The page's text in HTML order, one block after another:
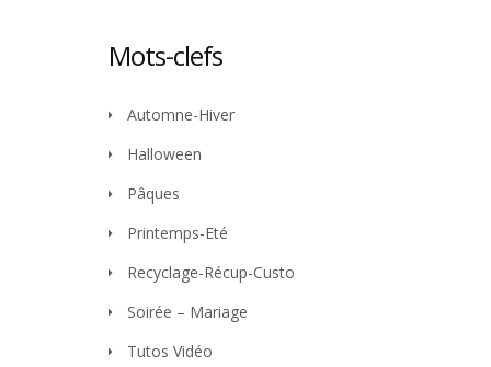
Mots-clefs
Automne-Hiver
Halloween
Pâques
Printemps-Eté
Recyclage-Récup-Custo
Soirée – Mariage
Tutos Vidéo